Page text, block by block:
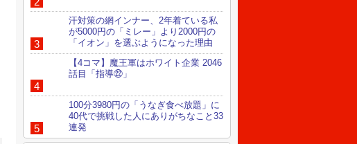
汗対策の網インナー、2年着ている私
が5000円の「ミレー」より2000円の
「イオン」を選ぶようになった理由
【4コマ】魔王軍はホワイト企業 2046
話目「指導㉒」
100分3980円の「うなぎ食べ放題」に
40代で挑戦した人にありがちなこと33
連発